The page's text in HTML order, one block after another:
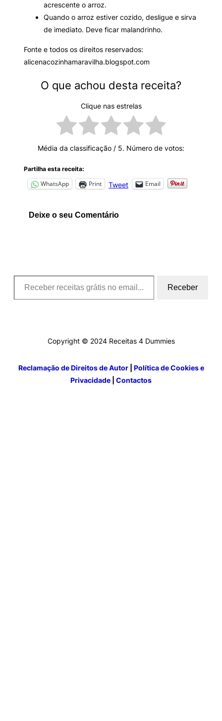
acrescente o arroz.
Quando o arroz estiver cozido, desligue e sirva
de imediato. Deve ficar malandrinho.
Fonte e todos os direitos reservados:
alicenacozinhamaravilha.blogspot.com
O que achou desta receita?
Clique nas estrelas
Média da classificação / 5. Número de votos:
Partilha esta receita:
WhatsApp Print Tweet Email
Deixe o seu Comentário
Receber receitas grátis no email….
Receber
Copyright © 2024 Receitas 4 Dummies
Reclamação de Direitos de Autor| Política de Cookies e
Privacidade
Contactos